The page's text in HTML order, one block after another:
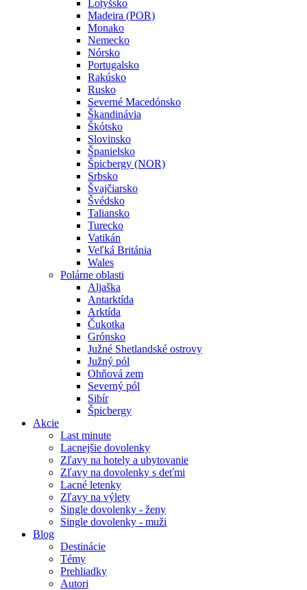
Lotyšsko
Madeira (POR)
Monako
Nemecko
Nórsko
Portugalsko
Rakúsko
Rusko
Severné Macedónsko
Škandinávia
Škótsko
Slovinsko
Španielsko
Špicbergy (NOR)
Srbsko
Švajčiarsko
Švédsko
Taliansko
Turecko
Vatikán
Veľká Británia
Wales
Polárne oblasti
Aljaška
Antarktída
Arktída
Čukotka
Grónsko
Južné Shetlandské ostrovy
Južný pól
Ohňová zem
Severný pól
Sibír
Špicbergy
Akcie
Last minute
Lacnejšie dovolenky
Zľavy na hotely a ubytovanie
Zľavy na dovolenky s deťmi
Lacné letenky
Zľavy na výlety
Single dovolenky - ženy
Single dovolenky - muži
Blog
Destinácie
Témy
Prehliadky
Autori